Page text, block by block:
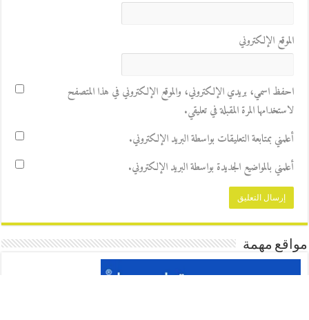
الموقع الإلكتروني
احفظ اسمي، بريدي الإلكتروني، والموقع الإلكتروني في هذا المتصفح
لاستخدامها المرة المقبلة في تعليقي.
أعلمني بمتابعة التعليقات بواسطة البريد الإلكتروني.
أعلمني بالمواضيع الجديدة بواسطة البريد الإلكتروني.
مواقع مهمة